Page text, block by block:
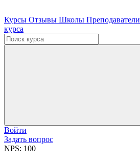
Курсы Отзывы Школы Преподаватели
курса
Войти
Задать вопрос
NPS: 100